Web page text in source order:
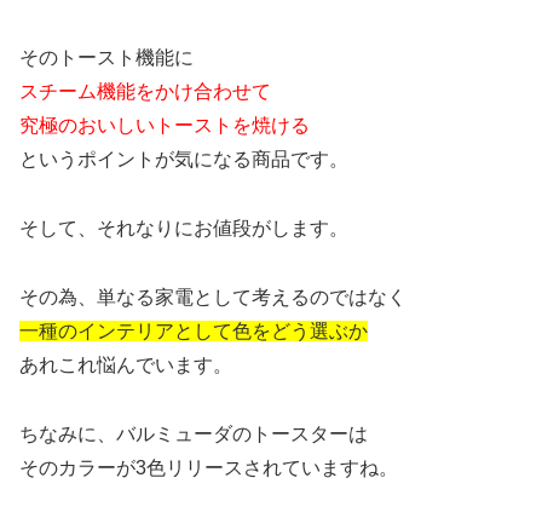
そのトースト機能に
スチーム機能をかけ合わせて
究極のおいしいトーストを焼ける
というポイントが気になる商品です。
そして、それなりにお値段がします。
その為、単なる家電として考えるのではなく
一種のインテリアとして色をどう選ぶか
あれこれ悩んでいます。
ちなみに、バルミューダのトースターは
そのカラーが3色リリースされていますね。